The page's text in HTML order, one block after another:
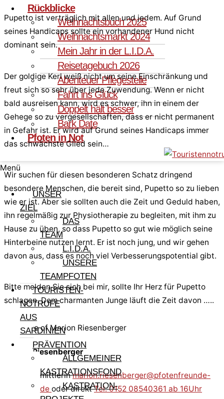
Rückblicke
Weihnachtsbuch 2025
Weihnachtsmarkt 2024
Mein Jahr in der L.I.D.A.
Reisetagebuch 2026
Abenteuer Pflegestelle
Fahrt ins Glück
Doppelt hält besser
Bark Date
Pfoten in Not
Menü
UNSER
ZIEL
DAS
TEAM
L.I.D.A.
UNSERE
TEAMPFOTEN
TOURISTEN-
NOTRUFE
AUS
SARDINIEN
PRÄVENTION
ALLGEMEINER
KASTRATIONSFOND
KASTRATION-
Pupetto ist verträglich mit allen und jedem. Auf Grund
seines Handicaps sollte ein vorhandener Hund nicht
dominant sein.
Der goldige Kerl weiß nicht um seine Einschränkung und
freut sich so sehr über jede Zuwendung. Wenn er nicht
bald ausreisen kann, wird es schwer, ihn in einem der
Gehege so zu vergesellschaften, dass er nicht permanent
in Gefahr ist. Er wird auf Grund seines Handicaps immer
das schwächste Glied sein…
Wir suchen für diesen besonderen Schatz dringend
besondere Menschen, die bereit sind, Pupetto so zu lieben
wie er ist. Aber sie sollten auch die Zeit und Geduld haben,
ihn regelmäßig zur Physiotherapie zu begleiten, mit ihm zu
Hause zu üben, so dass Pupetto so gut wie möglich seine
Hinterbeine nutzen lernt. Er ist noch jung, und wir gehen
davon aus, dass es noch viel Verbesserungspotential gibt.
Bitte melden Sie sich bei mir, sollte Ihr Herz für Pupetto
schlagen. Dem charmanten Junge läuft die Zeit davon …..
Marion Riesenberger
Hundevermittlerinmarion.riesenberger@pfotenfreunde-
sardinien.de oder direktTel. 0152 08540361 ab 16Uhr